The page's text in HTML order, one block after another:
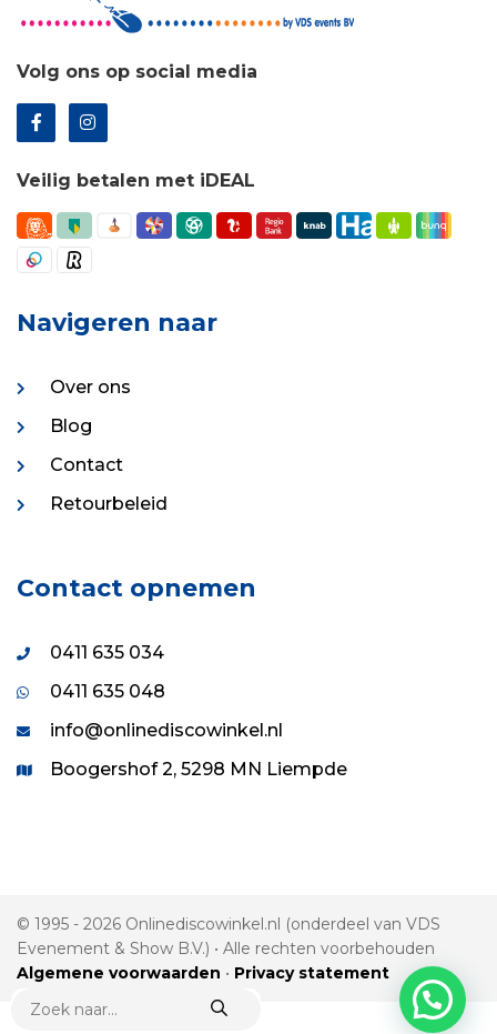
ZOEKEN
Volg ons op social media
Veilig betalen met iDEAL
Navigeren naar
Over ons
Blog
Contact
Retourbeleid
Contact opnemen
0411 635 034
0411 635 048
info@onlinediscowinkel.nl
Boogershof 2, 5298 MN Liempde
© 1995 - 2026 Onlinediscowinkel.nl (onderdeel van VDS
Evenement & Show B.V.) • Alle rechten voorbehouden
Algemene voorwaarden • Privacy statement